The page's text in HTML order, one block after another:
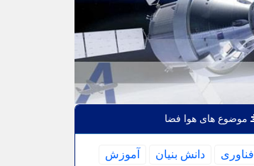
موضوع های هوا فضا
فناوری دانش بنیان
آموزش